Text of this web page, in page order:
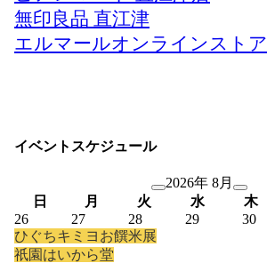
無印良品 直江津
エルマールオンラインストア
イベントスケジュール
2026年 8月
日
月 火 水 木
26
27 28 29 30
ひぐちキミヨお饌米展
祇園はいから堂